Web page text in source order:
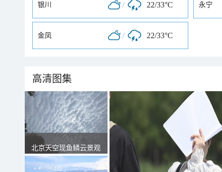
银川 / 22/33°C 永宁
金凤 / 22/33°C
高清图集
北京天空现鱼鳞云景观